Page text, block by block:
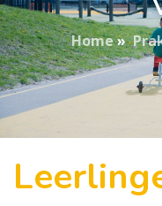
Home»